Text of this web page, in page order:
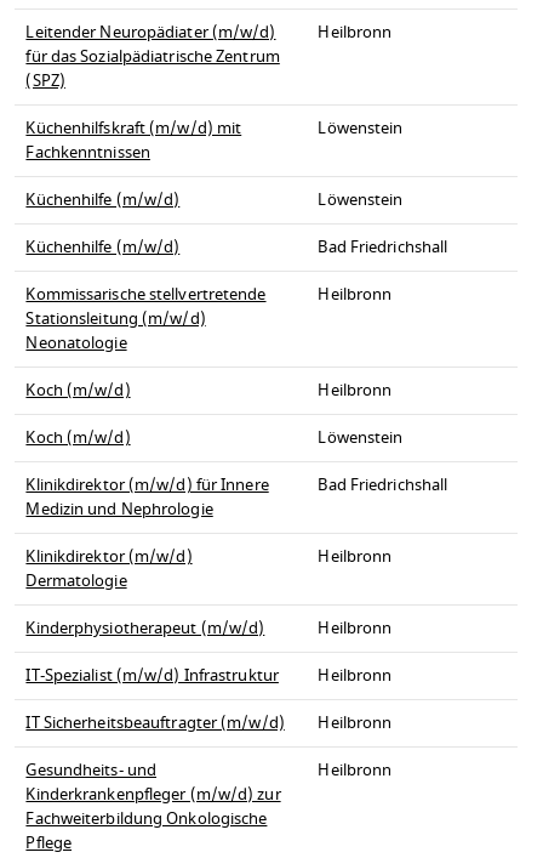
Leitender Neuropädiater (m/w/d)
für das Sozialpädiatrische Zentrum
(SPZ)
Heilbronn
Küchenhilfskraft (m/w/d) mit
Fachkenntnissen
Löwenstein
Küchenhilfe (m/w/d)
Löwenstein
Küchenhilfe (m/w/d)
Bad Friedrichshall
Kommissarische stellvertretende
Stationsleitung (m/w/d)
Neonatologie
Heilbronn
Koch (m/w/d)
Heilbronn
Koch (m/w/d)
Löwenstein
Klinikdirektor (m/w/d) für Innere
Medizin und Nephrologie
Bad Friedrichshall
Klinikdirektor (m/w/d)
Dermatologie
Heilbronn
Kinderphysiotherapeut (m/w/d)
Heilbronn
IT-Spezialist (m/w/d) Infrastruktur
Heilbronn
IT Sicherheitsbeauftragter (m/w/d)
Heilbronn
Gesundheits- und
Kinderkrankenpfleger (m/w/d) zur
Fachweiterbildung Onkologische
Pflege
Heilbronn